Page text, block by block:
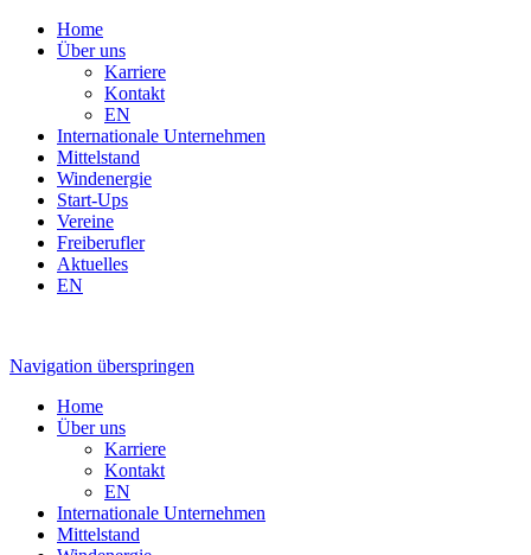
Home
Über uns
Karriere
Kontakt
EN
Internationale Unternehmen
Mittelstand
Windenergie
Start-Ups
Vereine
Freiberufler
Aktuelles
EN
Navigation überspringen
Home
Über uns
Karriere
Kontakt
EN
Internationale Unternehmen
Mittelstand